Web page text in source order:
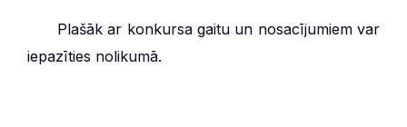
Plašāk ar konkursa gaitu un nosacījumiem var
iepazīties nolikumā.